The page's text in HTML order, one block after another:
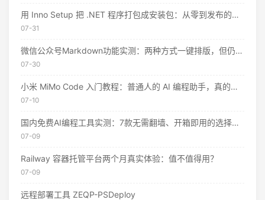
用 Inno Setup 把 .NET 程序打包成安装包：从零到发布的完整指南
07-31
微信公众号Markdown功能实测：两种方式一键排版，但仍有这些限制
07-30
小米 MiMo Code 入门教程：普通人的 AI 编程助手，真的不用花钱
07-10
国内免费AI编程工具实测：7款无需翻墙、开箱即用的选择（附2026年7月最新额度）
07-09
Railway 容器托管平台两个月真实体验：值不值得用？
07-09
远程部署工具 ZEQP-PSDeploy